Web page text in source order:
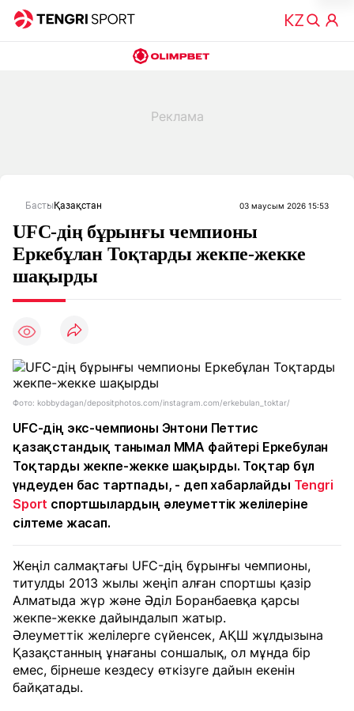
БастыҚазақстан 03 маусым 2026 15:53
UFC-дің бұрынғы чемпионы
Еркебұлан Тоқтарды жекпе-жекке
шақырды
Фото: kobbydagan/depositphotos.com/instagram.com/erkebulan_toktar/
UFC-дің экс-чемпионы Энтони Петтис
қазақстандық танымал MMA файтері Еркебулан
Тоқтарды жекпе-жекке шақырды. Тоқтар бұл
үндеуден бас тартпады, - деп хабарлайды Tengri
Sport спортшылардың әлеуметтік желілеріне
сілтеме жасап.
Жеңіл салмақтағы UFC-дің бұрынғы чемпионы,
титулды 2013 жылы жеңіп алған спортшы қазір
Алматыда жүр және Әділ Боранбаевқа қарсы
жекпе-жекке дайындалып жатыр.
Әлеуметтік желілерге сүйенсек, АҚШ жұлдызына
Қазақстанның ұнағаны соншалық, ол мұнда бір
емес, бірнеше кездесу өткізуге дайын екенін
байқатады.